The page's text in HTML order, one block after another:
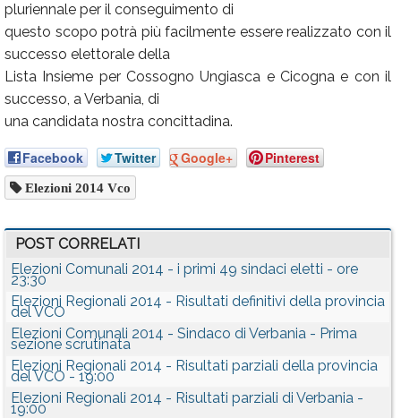
pluriennale per il conseguimento di
questo scopo potrà più facilmente essere realizzato con il
successo elettorale della
Lista Insieme per Cossogno Ungiasca e Cicogna e con il
successo, a Verbania, di
una candidata nostra concittadina.
Facebook Twitter Google+ Pinterest
Elezioni 2014 Vco
POST CORRELATI
Elezioni Comunali 2014 - i primi 49 sindaci eletti - ore
23:30
Elezioni Regionali 2014 - Risultati definitivi della provincia
del VCO
Elezioni Comunali 2014 - Sindaco di Verbania - Prima
sezione scrutinata
Elezioni Regionali 2014 - Risultati parziali della provincia
del VCO - 19:00
Elezioni Regionali 2014 - Risultati parziali di Verbania -
19:00